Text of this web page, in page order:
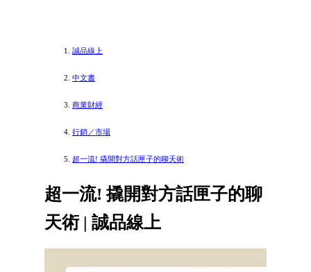
誠品線上
中文書
商業財經
行銷／市場
超一流! 撬開對方話匣子的聊天術
超一流! 撬開對方話匣子的聊
天術 | 誠品線上